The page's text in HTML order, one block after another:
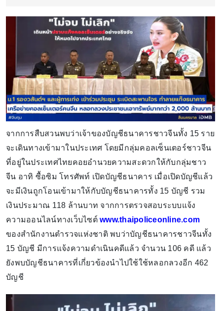
จากการสืบสวนพบว่าเจ้าของบัญชีธนาคารชาวจีนทั้ง 15 ราย
จะเดินทางเข้ามาในประเทศ โดยมีกลุ่มคอลเซ็นเตอร์ชาวจีน
ที่อยู่ในประเทศไทยคอยอำนวยความสะดวกให้กับกลุ่มชาว
จีน อาทิ ซื้อซิม โทรศัพท์ เปิดบัญชีธนาคาร เมื่อเปิดบัญชีแล้ว
จะมีเงินถูกโอนเข้ามาให้กับบัญชีธนาคารทั้ง 15 บัญชี รวม
เงินประมาณ 118 ล้านบาท จากการตรวจสอบระบบแจ้ง
ความออนไลน์ทางเว็บไซต์ www.thaipoliceonline.com
ของสำนักงานตำรวจแห่งชาติ พบว่าบัญชีธนาคารชาวจีนทั้ง
15 บัญชี มีการแจ้งความดำเนินคดีแล้ว จำนวน 106 คดี แล้ว
ยังพบบัญชีธนาคารที่เกี่ยวข้องนำไปใช้ใช้หลอกลวงอีก 462
บัญชี